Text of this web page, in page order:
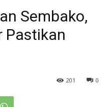
Sembako,
Pastikan
0
201